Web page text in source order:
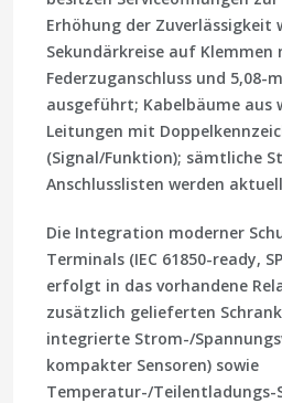
Erhöhung der Zuverlässigkeit
Sekundärkreise auf Klemmen
Federzuganschluss und 5,08-
ausgeführt; Kabelbäume aus
Leitungen mit
(Signal/Funktion); sämtliche
Anschlusslisten werden
Die Integration moderner
Terminals (IEC 61850-ready,
erfolgt in das vorhandene
zusätzlich gelieferten
integrierte Strom-/
kompakter Sensoren) sowie
Temperatur-/Teilentladungs-